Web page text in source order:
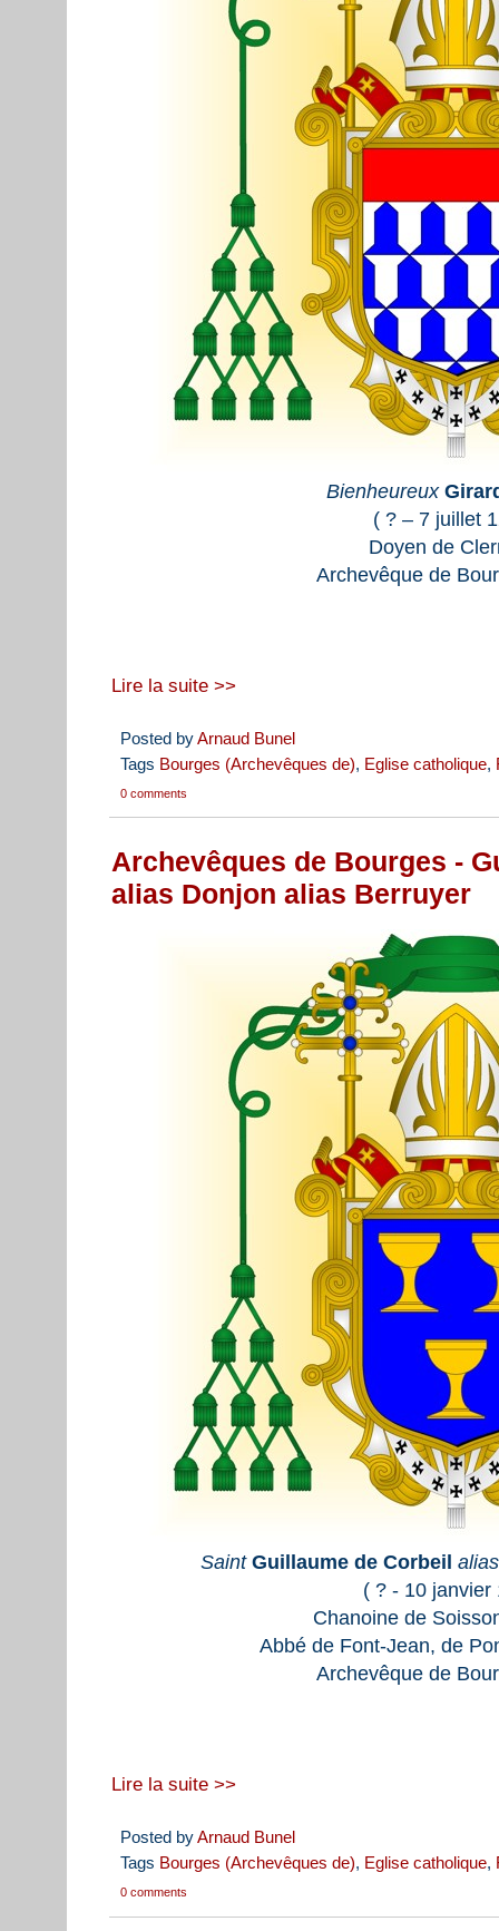
Bienheureux
( ? – 7 juillet
Doyen de
Archevêque de
Lire la suite >>
Posted byArnaud Bunel
Tags Bourges (Archevêques de), Eglise catholique,
0 comments
Archevêques de Bourges -
alias Donjon alias Berruyer
SaintGuillaume de Corbeil
( ? - 10 janvier
Chanoine de
Abbé de Font-Jean, de
Archevêque de
Lire la suite >>
Posted byArnaud Bunel
Tags Bourges (Archevêques de), Eglise catholique,
0 comments